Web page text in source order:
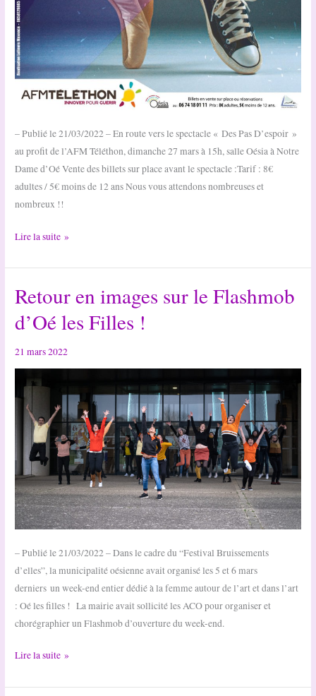
– Publié le 21/03/2022 – En route vers le spectacle « Des Pas D’espoir »
au profit de l’AFM Téléthon, dimanche 27 mars à 15h, salle Oésia à Notre
Dame d’Oé Vente des billets sur place avant le spectacle :Tarif : 8€
adultes / 5€ moins de 12 ans Nous vous attendons nombreuses et
nombreux !!
Venez
au
profit
du
Téléthon
Lire la suite »
Retour en images sur le Flashmob
d’Oé les Filles !
21 mars 2022
– Publié le 21/03/2022 – Dans le cadre du “Festival Bruissements
d’elles”, la municipalité oésienne avait organisé les 5 et 6 mars
derniers un week-end entier dédié à la femme autour de l’art et dans l’art
: Oé les filles ! La mairie avait sollicité les ACO pour organiser et
chorégraphier un Flashmob d’ouverture du week-end.
Retour
images
Lire la suite »